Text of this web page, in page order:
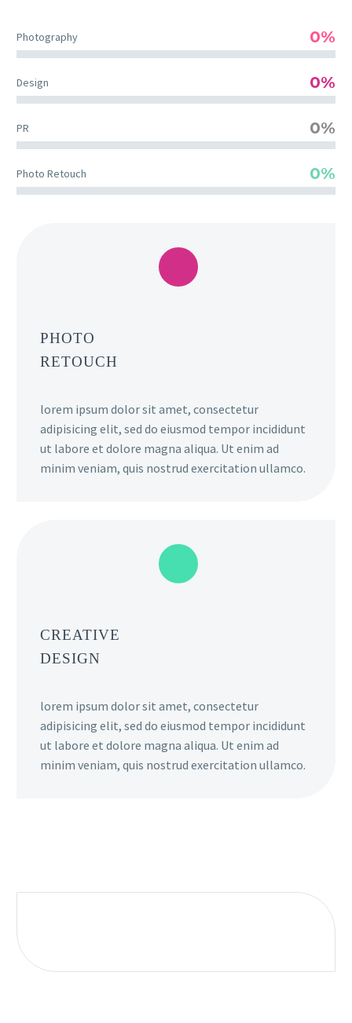
Photography 0%
Design 0%
PR 0%
Photo Retouch 0%
PHOTO
RETOUCH
lorem ipsum dolor sit amet, consectetur
adipisicing elit, sed do eiusmod tempor incididunt
ut labore et dolore magna aliqua. Ut enim ad
minim veniam, quis nostrud exercitation ullamco.
CREATIVE
DESIGN
lorem ipsum dolor sit amet, consectetur
adipisicing elit, sed do eiusmod tempor incididunt
ut labore et dolore magna aliqua. Ut enim ad
minim veniam, quis nostrud exercitation ullamco.